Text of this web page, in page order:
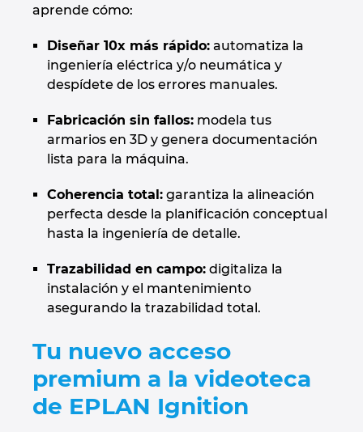
aprende cómo:
Diseñar 10x más rápido: automatiza la
ingeniería eléctrica y/o neumática y
despídete de los errores manuales.
Fabricación sin fallos: modela tus
armarios en 3D y genera documentación
lista para la máquina.
Coherencia total: garantiza la alineación
perfecta desde la planificación conceptual
hasta la ingeniería de detalle.
Trazabilidad en campo: digitaliza la
instalación y el mantenimiento
asegurando la trazabilidad total.
Tu nuevo acceso
premium a la videoteca
de EPLAN Ignition
Ireland
Israel
Japan
Luxembourg
Malaysia
Mexico
Netherlands
New Zealand